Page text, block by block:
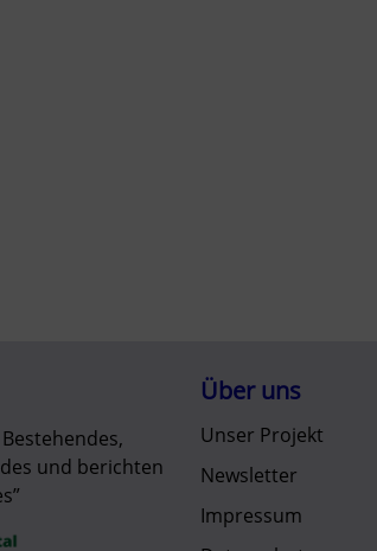
und berichten
Über uns
Unser Projekt
Newsletter
Impressum